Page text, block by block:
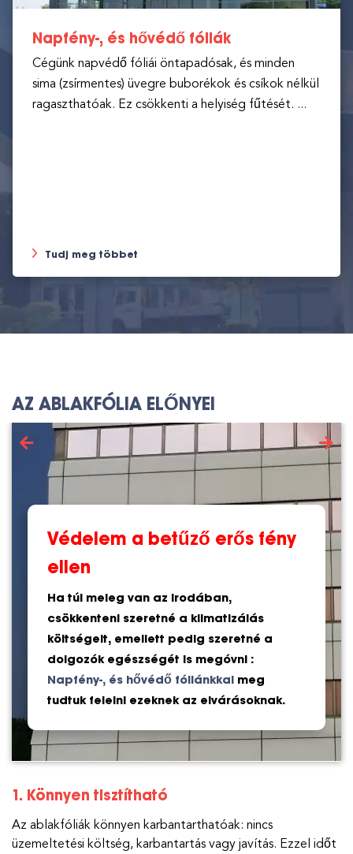
Napfény-, és hővédő fóliák
Cégünk napvédő fóliái öntapadósak, és minden
sima (zsírmentes) üvegre buborékok és csíkok nélkül
ragaszthatóak. Ez csökkenti a helyiség fűtését. ...
Tudj meg többet
AZ ABLAKFÓLIA ELŐNYEI
Védelem a betűző erős fény
ellen
Ha túl meleg van az irodában,
csökkenteni szeretné a klimatizálás
költségeit, emellett pedig szeretné a
dolgozók egészségét is megóvni :
Napfény-, és hővédő fóliánkkal meg
tudtuk felelni ezeknek az elvárásoknak.
1. Könnyen tisztítható
Az ablakfóliák könnyen karbantarthatóak: nincs
üzemeltetési költség, karbantartás vagy javítás. Ezzel időt